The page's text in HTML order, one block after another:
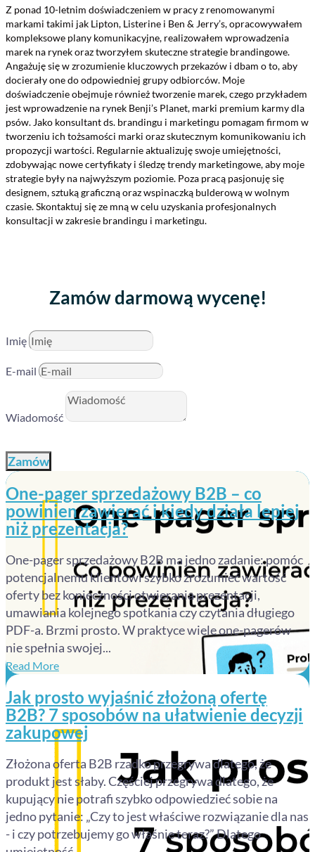
Z ponad 10-letnim doświadczeniem w pracy z renomowanymi
markami takimi jak Lipton, Listerine i Ben & Jerry’s, opracowywałem
kompleksowe plany komunikacyjne, realizowałem wprowadzenia
marek na rynek oraz tworzyłem skuteczne strategie brandingowe.
Angażuję się w zrozumienie kluczowych przekazów i dbam o to, aby
docierały one do odpowiedniej grupy odbiorców. Moje
doświadczenie obejmuje również tworzenie marek, czego przykładem
jest wprowadzenie na rynek Benji’s Planet, marki premium karmy dla
psów. Jako konsultant ds. brandingu i marketingu pomagam firmom w
tworzeniu ich tożsamości marki oraz skutecznym komunikowaniu ich
propozycji wartości. Regularnie aktualizuję swoje umiejętności,
zdobywając nowe certyfikaty i śledzę trendy marketingowe, aby moje
strategie były na najwyższym poziomie. Poza pracą pasjonuję się
designem, sztuką graficzną oraz wspinaczką bulderową w wolnym
czasie. Skontaktuj się ze mną w celu uzyskania profesjonalnych
konsultacji w zakresie brandingu i marketingu.
Zamów darmową wycenę!
Imię
E-mail
Wiadomość
Zamów
One-pager sprzedażowy B2B – co
powinien zawierać i kiedy działa lepiej
niż prezentacja?
One-pager sprzedażowy B2B ma jedno zadanie: pomóc
potencjalnemu klientowi szybko zrozumieć wartość
oferty bez konieczności otwierania prezentacji,
umawiania kolejnego spotkania czy czytania długiego
PDF-a. Brzmi prosto. W praktyce wiele one-pagerów
nie spełnia swojej...
Read More
Jak prosto wyjaśnić złożoną ofertę
B2B? 7 sposobów na ułatwienie decyzji
zakupowej
Złożona oferta B2B rzadko przegrywa dlatego, że
produkt jest słaby. Częściej przegrywa dlatego, że
kupujący nie potrafi szybko odpowiedzieć sobie na
jedno pytanie: „Czy to jest właściwe rozwiązanie dla nas
- i czy potrzebujemy go właśnie teraz?” Dlatego